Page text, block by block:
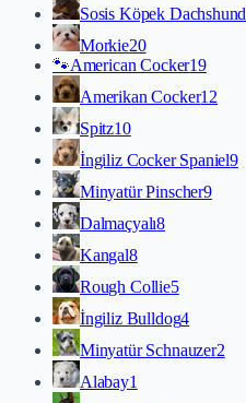
Sosis Köpek Dachshund
Morkie20
🐾American Cocker19
Amerikan Cocker12
Spitz10
İngiliz Cocker Spaniel9
Minyatür Pinscher9
Dalmaçyalı8
Kangal8
Rough Collie5
İngiliz Bulldog4
Minyatür Schnauzer2
Alabay1